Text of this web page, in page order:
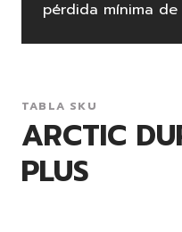
pérdida mínima
TABLA SKU
ARCTIC
PLUS